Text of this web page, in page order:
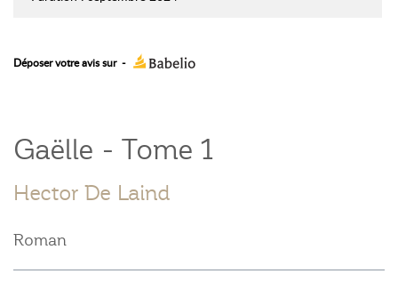
Déposer votre avis sur -
Gaëlle - Tome 1
Hector De Laind
Roman